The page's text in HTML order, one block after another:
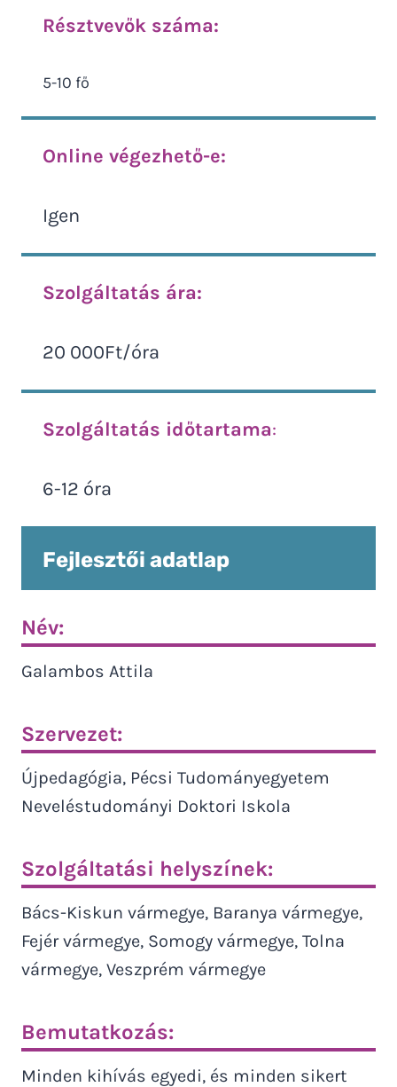
Résztvevők száma:
5-10 fő
Online végezhető-e:
Igen
Szolgáltatás ára:
20 000Ft/óra
Szolgáltatás időtartama:
6-12 óra
Fejlesztői adatlap
Név:
Galambos Attila
Szervezet:
Újpedagógia, Pécsi Tudományegyetem
Neveléstudományi Doktori Iskola
Szolgáltatási helyszínek:
Bács-Kiskun vármegye, Baranya vármegye,
Fejér vármegye, Somogy vármegye, Tolna
vármegye, Veszprém vármegye
Bemutatkozás:
Minden kihívás egyedi, és minden sikert